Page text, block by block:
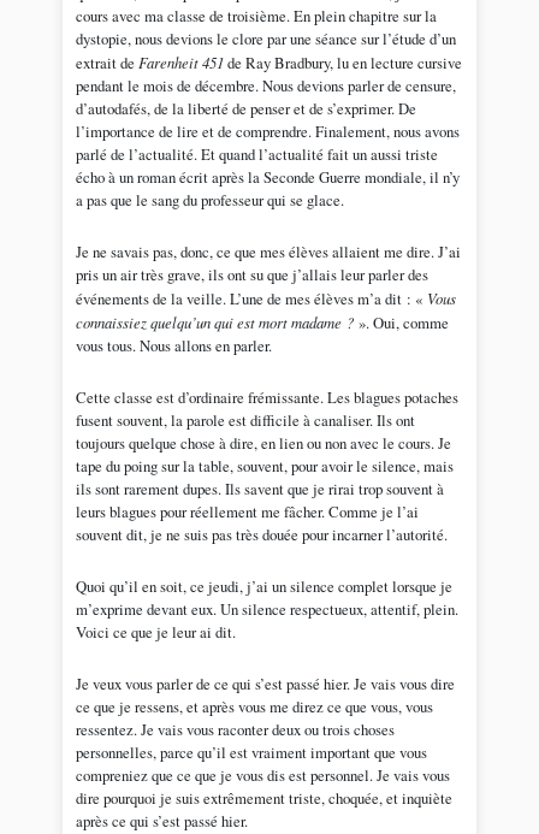
cours avec ma classe de troisième. En plein chapitre sur la
dystopie, nous devions le clore par une séance sur l’étude d’un
extrait de Farenheit 451de Ray Bradbury, lu en lecture cursive
pendant le mois de décembre. Nous devions parler de censure,
d’autodafés, de la liberté de penser et de s’exprimer. De
l’importance de lire et de comprendre. Finalement, nous avons
parlé de l’actualité. Et quand l’actualité fait un aussi triste
écho à un roman écrit après la Seconde Guerre mondiale, il n’y
a pas que le sang du professeur qui se glace.
Je ne savais pas, donc, ce que mes élèves allaient me dire. J’ai
pris un air très grave, ils ont su que j’allais leur parler des
événements de la veille. L’une de mes élèves m’a dit : « Vous
connaissiez quelqu’un qui est mort madame ?». Oui, comme
vous tous. Nous allons en parler.
Cette classe est d’ordinaire frémissante. Les blagues potaches
fusent souvent, la parole est difficile à canaliser. Ils ont
toujours quelque chose à dire, en lien ou non avec le cours. Je
tape du poing sur la table, souvent, pour avoir le silence, mais
ils sont rarement dupes. Ils savent que je rirai trop souvent à
leurs blagues pour réellement me fâcher. Comme je l’ai
souvent dit, je ne suis pas très douée pour incarner l’autorité.
Quoi qu’il en soit, ce jeudi, j’ai un silence complet lorsque je
m’exprime devant eux. Un silence respectueux, attentif, plein.
Voici ce que je leur ai dit.
Je veux vous parler de ce qui s’est passé hier. Je vais vous dire
ce que je ressens, et après vous me direz ce que vous, vous
ressentez. Je vais vous raconter deux ou trois choses
personnelles, parce qu’il est vraiment important que vous
compreniez que ce que je vous dis est personnel. Je vais vous
dire pourquoi je suis extrêmement triste, choquée, et inquiète
après ce qui s’est passé hier.